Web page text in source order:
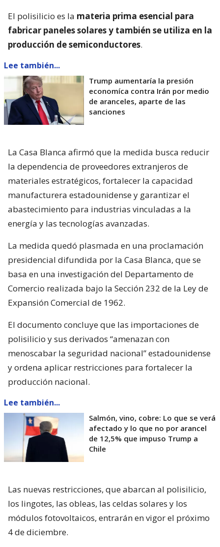
El polisilicio es la materia prima esencial para
fabricar paneles solares y también se utiliza en la
producción de semiconductores.
Lee también...
Trump aumentaría la presión
economíca contra Irán por medio
de aranceles, aparte de las
sanciones
La Casa Blanca afirmó que la medida busca reducir
la dependencia de proveedores extranjeros de
materiales estratégicos, fortalecer la capacidad
manufacturera estadounidense y garantizar el
abastecimiento para industrias vinculadas a la
energía y las tecnologías avanzadas.
La medida quedó plasmada en una proclamación
presidencial difundida por la Casa Blanca, que se
basa en una investigación del Departamento de
Comercio realizada bajo la Sección 232 de la Ley de
Expansión Comercial de 1962.
El documento concluye que las importaciones de
polisilicio y sus derivados “amenazan con
menoscabar la seguridad nacional” estadounidense
y ordena aplicar restricciones para fortalecer la
producción nacional.
Lee también...
Salmón, vino, cobre: Lo que se verá
afectado y lo que no por arancel
de 12,5% que impuso Trump a
Chile
Las nuevas restricciones, que abarcan al polisilicio,
los lingotes, las obleas, las celdas solares y los
módulos fotovoltaicos, entrarán en vigor el próximo
4 de diciembre.